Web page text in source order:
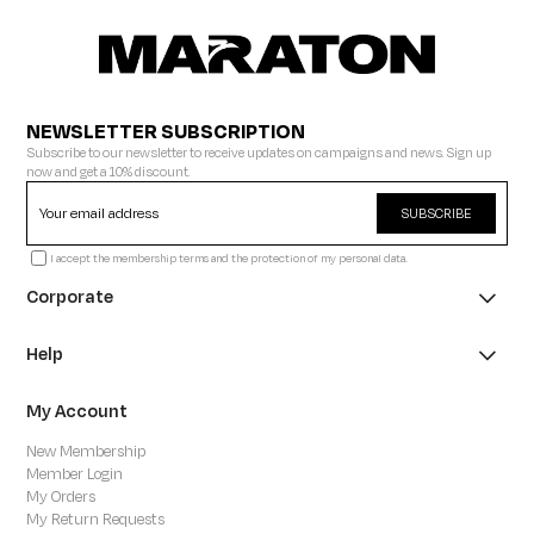
NEWSLETTER SUBSCRIPTION
Subscribe to our newsletter to receive updates on campaigns and news. Sign up
now and get a 10% discount.
SUBSCRIBE
I accept the membership terms and the protection of my personal data.
Corporate
Help
My Account
New Membership
Member Login
My Orders
My Return Requests